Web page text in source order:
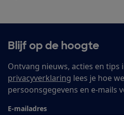
Blijf op de hoogte
Ontvang nieuws, acties en tips
privacyverklaring lees je hoe
persoonsgegevens en e-mails
E-mailadres